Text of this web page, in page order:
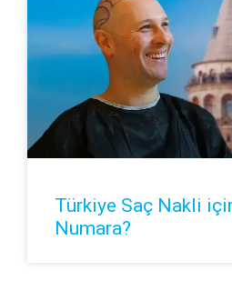
Türkiye Saç Nakli
Numara?